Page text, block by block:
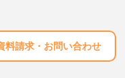
料請求・お問い合わせ